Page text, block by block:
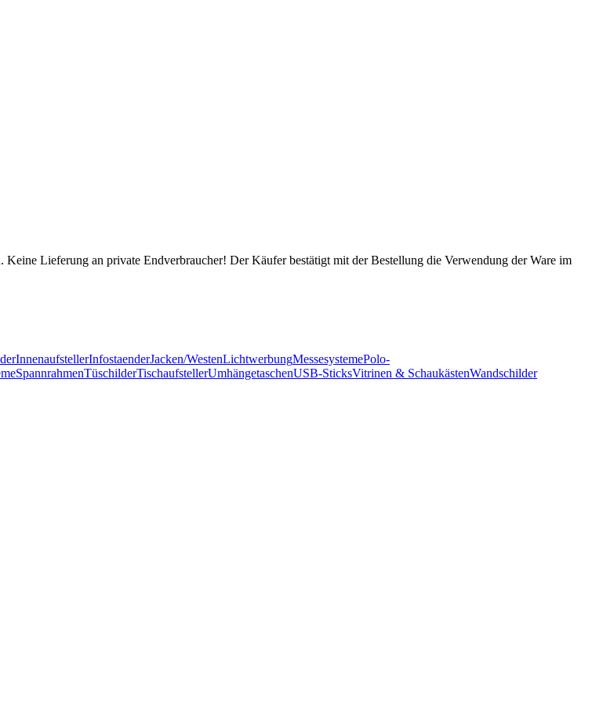
Lieferung an private Endverbraucher! Der Käufer bestätigt mit der Bestellung die Verwendung der Ware im
InnenaufstellerInfostaenderJacken/WestenLichtwerbungMessesystemePolo-
SpannrahmenTüschilderTischaufstellerUmhängetaschenUSB-SticksVitrinen & SchaukästenWandschilder